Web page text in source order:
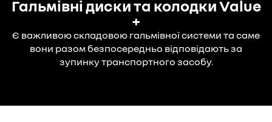
Гальмівні диски та колодки Value
+
Є важливою складовою гальмівної системи та саме
вони разом безпосередньо відповідають за
зупинку транспортного засобу.